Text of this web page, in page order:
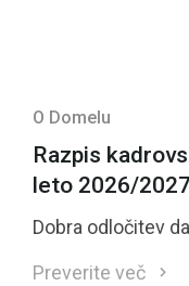
O Domelu
Razpis
leto 2026/2027
Dobra odločitev
Preverite več